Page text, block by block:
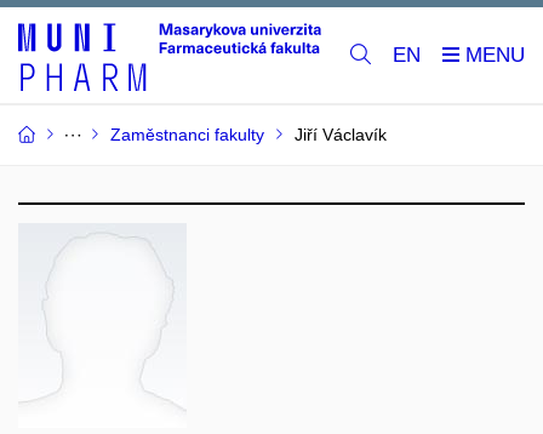
EN
Zaměstnanci fakulty Jiří Václavík